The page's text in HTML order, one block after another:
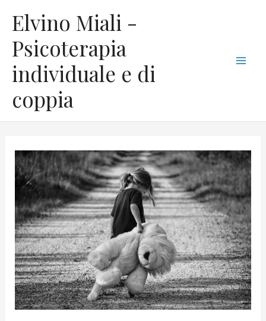
contenuto
Elvino Miali -
Psicoterapia
individuale e di
coppia
a
t
e
g
o
r
e